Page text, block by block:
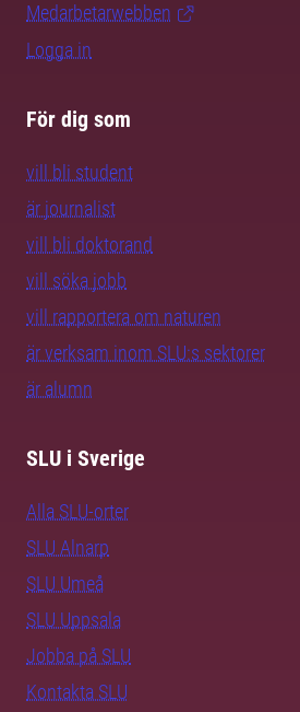
Medarbetarwebben
Logga in
För dig som
vill bli student
är journalist
vill bli doktorand
vill söka jobb
vill rapportera om naturen
är verksam inom SLU:s sektorer
är alumn
SLU i Sverige
Alla SLU-orter
SLU Alnarp
SLU Umeå
SLU Uppsala
Jobba på SLU
Kontakta SLU